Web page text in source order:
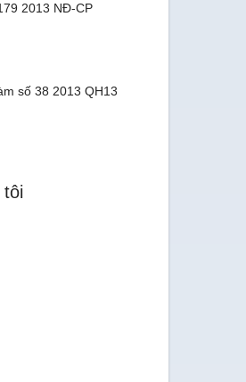
2013 NĐ-CP
số 38 2013 QH13
tôi